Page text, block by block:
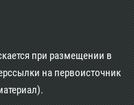
при размещении в
на первоисточник